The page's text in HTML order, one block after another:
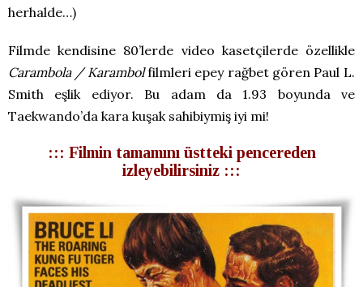
herhalde…)
Filmde kendisine 80’lerde video kasetçilerde özellikle
Carambola / Karambolfilmleri epey rağbet gören Paul L.
Smith eşlik ediyor. Bu adam da 1.93 boyunda ve
Taekwando’da kara kuşak sahibiymiş iyi mi!
::: Filmin tamamını üstteki pencereden
izleyebilirsiniz :::